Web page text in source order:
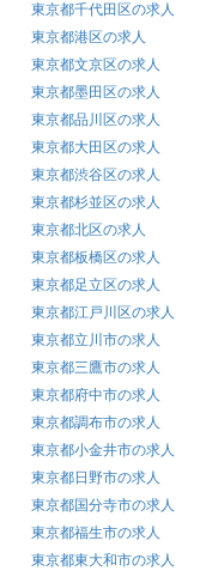
東京都千代田区の求人
東京都港区の求人
東京都文京区の求人
東京都墨田区の求人
東京都品川区の求人
東京都大田区の求人
東京都渋谷区の求人
東京都杉並区の求人
東京都北区の求人
東京都板橋区の求人
東京都足立区の求人
東京都江戸川区の求人
東京都立川市の求人
東京都三鷹市の求人
東京都府中市の求人
東京都調布市の求人
東京都小金井市の求人
東京都日野市の求人
東京都国分寺市の求人
東京都福生市の求人
東京都東大和市の求人